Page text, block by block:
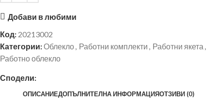
Добави в любими
Код: 20213002
Категории:Облекло, Работни комплекти , Работни якета ,
Работно облекло
Сподели:
ОПИСАНИЕДОПЪЛНИТЕЛНА ИНФОРМАЦИЯОТЗИВИ (0)